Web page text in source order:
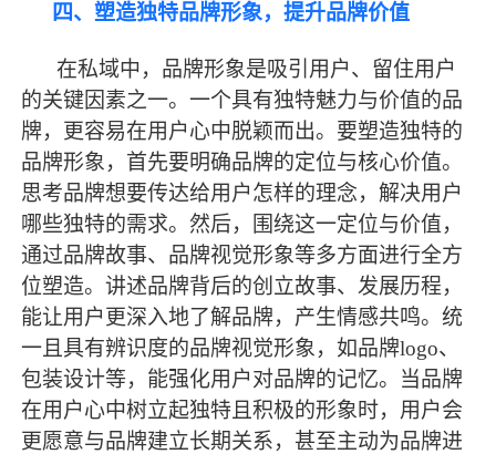
四、塑造独特品牌形象，提升品牌价值
在私域中，品牌形象是吸引用户、留住用户
的关键因素之一。一个具有独特魅力与价值的品
牌，更容易在用户心中脱颖而出。要塑造独特的
品牌形象，首先要明确品牌的定位与核心价值。
思考品牌想要传达给用户怎样的理念，解决用户
哪些独特的需求。然后，围绕这一定位与价值，
通过品牌故事、品牌视觉形象等多方面进行全方
位塑造。讲述品牌背后的创立故事、发展历程，
能让用户更深入地了解品牌，产生情感共鸣。统
一且具有辨识度的品牌视觉形象，如品牌logo、
包装设计等，能强化用户对品牌的记忆。当品牌
在用户心中树立起独特且积极的形象时，用户会
更愿意与品牌建立长期关系，甚至主动为品牌进